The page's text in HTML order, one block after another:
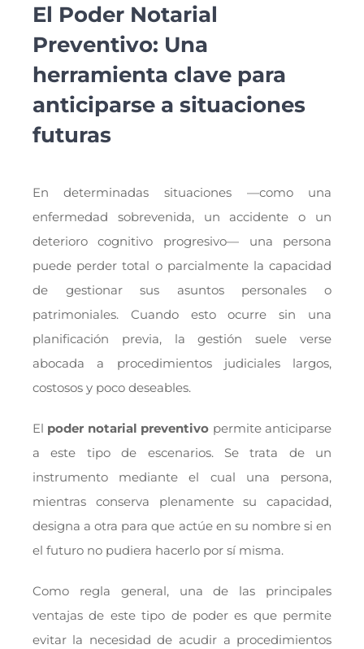
El Poder Notarial
Preventivo: Una
herramienta clave para
anticiparse a situaciones
futuras
En determinadas situaciones —como una
enfermedad sobrevenida, un accidente o un
deterioro cognitivo progresivo— una persona
puede perder total o parcialmente la capacidad
de gestionar sus asuntos personales o
patrimoniales. Cuando esto ocurre sin una
planificación previa, la gestión suele verse
abocada a procedimientos judiciales largos,
costosos y poco deseables.
El poder notarial preventivo permite anticiparse
a este tipo de escenarios. Se trata de un
instrumento mediante el cual una persona,
mientras conserva plenamente su capacidad,
designa a otra para que actúe en su nombre si en
el futuro no pudiera hacerlo por sí misma.
Como regla general, una de las principales
ventajas de este tipo de poder es que permite
evitar la necesidad de acudir a procedimientos